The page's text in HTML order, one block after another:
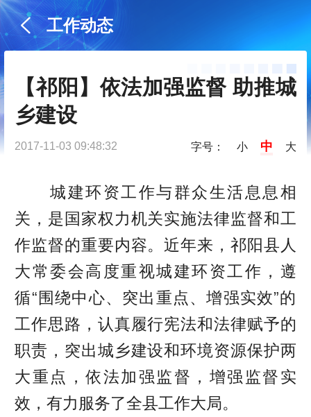
工作动态
【祁阳】依法加强监督 助推城
乡建设
2017-11-03 09:48:32 字号： 小 中 大
城建环资工作与群众生活息息相
关，是国家权力机关实施法律监督和工
作监督的重要内容。近年来，祁阳县人
大常委会高度重视城建环资工作，遵
循“围绕中心、突出重点、增强实效”的
工作思路，认真履行宪法和法律赋予的
职责，突出城乡建设和环境资源保护两
大重点，依法加强监督，增强监督实
效，有力服务了全县工作大局。